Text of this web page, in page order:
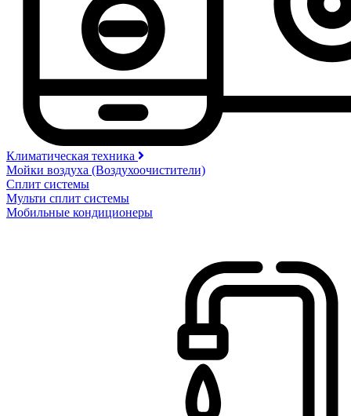
Климатическая техника
Мойки воздуха (Воздухоочистители)
Сплит системы
Мульти сплит системы
Мобильные кондиционеры